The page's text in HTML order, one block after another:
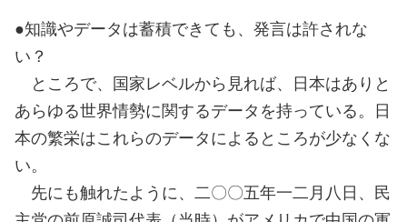
●知識やデータは蓄積できても、発言は許されな
い？
ところで、国家レベルから見れば、日本はありと
あらゆる世界情勢に関するデータを持っている。日
本の繁栄はこれらのデータによるところが少なくな
い。
先にも触れたように、二〇〇五年一二月八日、民